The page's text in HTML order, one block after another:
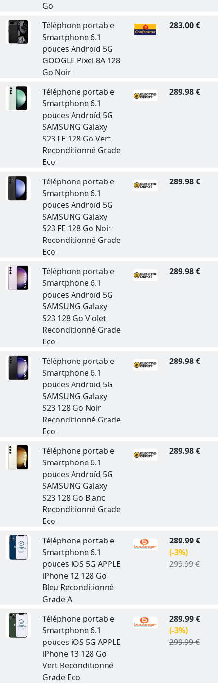
Go
Téléphone portable
Smartphone 6.1
pouces Androïd 5G
GOOGLE Pixel 8A 128
Go Noir
283.00 €
Téléphone portable
Smartphone 6.1
pouces Androïd 5G
SAMSUNG Galaxy
S23 FE 128 Go Vert
Reconditionné Grade
Eco
289.98 €
Téléphone portable
Smartphone 6.1
pouces Androïd 5G
SAMSUNG Galaxy
S23 FE 128 Go Noir
Reconditionné Grade
Eco
289.98 €
Téléphone portable
Smartphone 6.1
pouces Androïd 5G
SAMSUNG Galaxy
S23 128 Go Violet
Reconditionné Grade
Eco
289.98 €
Téléphone portable
Smartphone 6.1
pouces Androïd 5G
SAMSUNG Galaxy
S23 128 Go Noir
Reconditionné Grade
Eco
289.98 €
Téléphone portable
Smartphone 6.1
pouces Androïd 5G
SAMSUNG Galaxy
S23 128 Go Blanc
Reconditionné Grade
Eco
289.98 €
Téléphone portable
Smartphone 6.1
pouces iOS 5G APPLE
iPhone 12 128 Go
Bleu Reconditionné
Grade A
289.99 €
(-3%)
299.99 €
Téléphone portable
Smartphone 6.1
pouces iOS 5G APPLE
iPhone 13 128 Go
Vert Reconditionné
Grade Eco
289.99 €
(-3%)
299.99 €